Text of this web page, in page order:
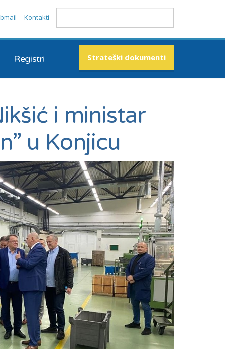
Strateški dokumenti
Registri
Kontakti
i ministar
u Konjicu